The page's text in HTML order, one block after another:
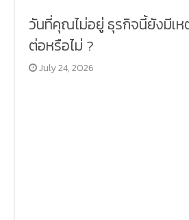
วันที่คุณไม่อยู่ ธุรกิจนี้ยังมีเ
ต่อหรือไม่ ?
July 24, 2026